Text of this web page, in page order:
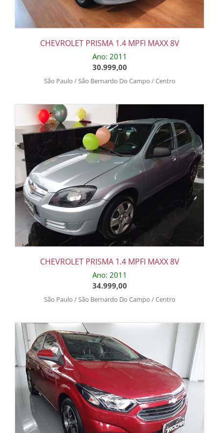
CHEVROLET PRISMA 1.4 MPFI MAXX 8V
Ano: 2011
30.999,00
São Paulo / São Bernardo Do Campo / Centro
CHEVROLET PRISMA 1.4 MPFI MAXX 8V
Ano: 2011
34.999,00
São Paulo / São Bernardo Do Campo / Centro